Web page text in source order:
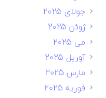
جولای 2025
ژوئن 2025
می 2025
آوریل 2025
مارس 2025
فوریه 2025